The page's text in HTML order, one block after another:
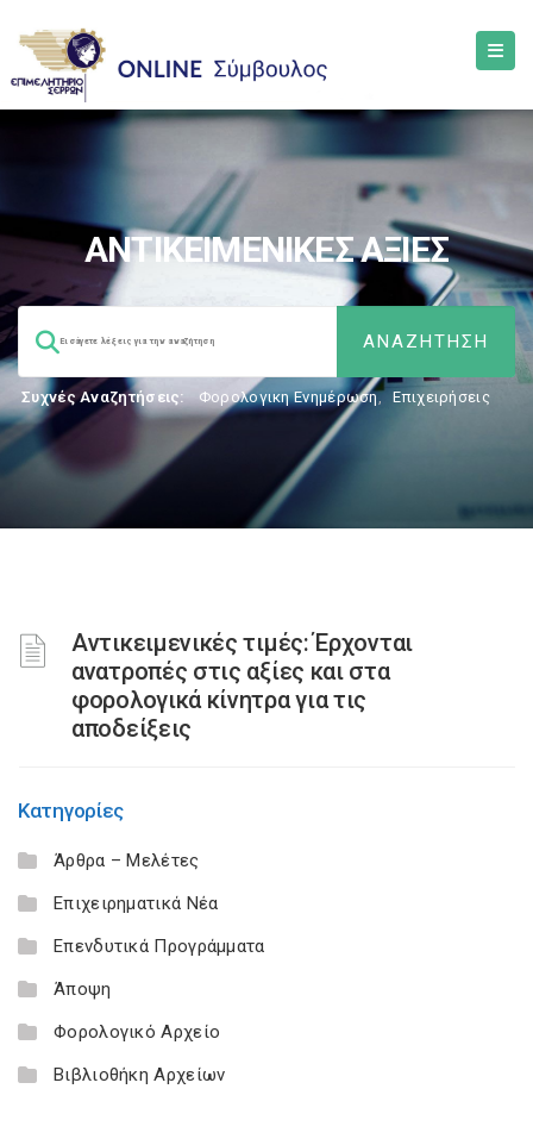
ΑΝΤΙΚΕΙΜΕΝΙΚΕΣ ΑΞΙΕΣ
Συχνές Αναζητήσεις: Φορολογικη Ενημέρωση, Επιχειρήσεις
Αντικειμενικές τιμές: Έρχονται
ανατροπές στις αξίες και στα
φορολογικά κίνητρα για τις
αποδείξεις
Κατηγορίες
Άρθρα – Μελέτες
Επιχειρηματικά Νέα
Επενδυτικά Προγράμματα
Άποψη
Φορολογικό Αρχείο
Βιβλιοθήκη Αρχείων